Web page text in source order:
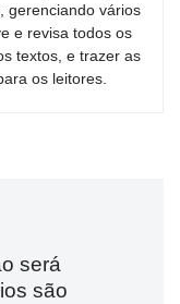
gerenciando vários
e revisa todos os
textos, e trazer as
os leitores.
será
são